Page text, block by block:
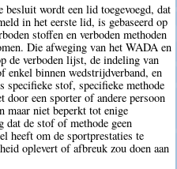
besluit wordt een lid toegevoegd, dat
in het eerste lid, is gebaseerd op
stoffen en verboden methoden
Die afweging van het WADA en
de verboden lijst, de indeling van
enkel binnen wedstrijdverband, en
specifieke stof, specifieke methode
een sporter of andere persoon
maar niet beperkt tot enige
dat de stof of methode geen
heeft om de sportprestaties te
oplevert of afbreuk zou doen aan